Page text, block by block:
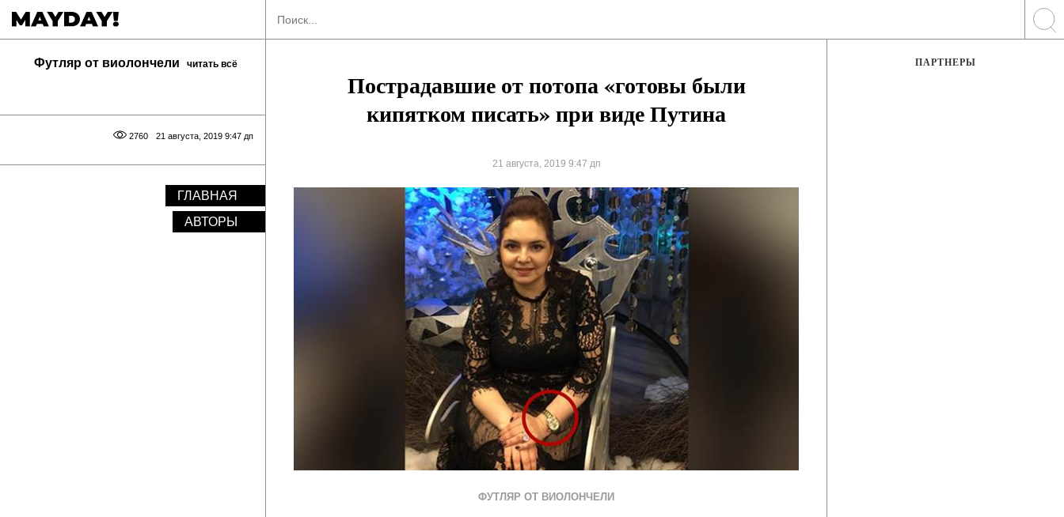
Футляр от виолончели читать всё
21 августа, 2019 9:47 дп
2760
ГЛАВНАЯ
АВТОРЫ
Пострадавшие от потопа «готовы были
кипятком писать» при виде Путина
21 августа, 2019 9:47 дп
ФУТЛЯР ОТ ВИОЛОНЧЕЛИ
ПАРТНЕРЫ